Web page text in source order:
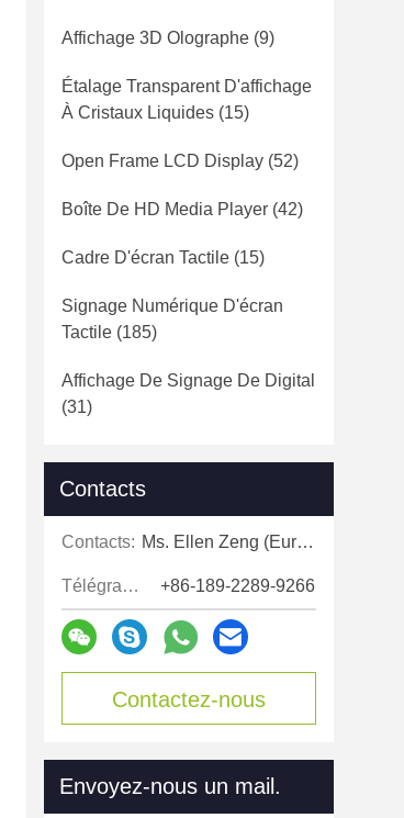
Affichage 3D Olographe (9)
Étalage Transparent D'affichage
À Cristaux Liquides (15)
Open Frame LCD Display (52)
Boîte De HD Media Player (42)
Cadre D'écran Tactile (15)
Signage Numérique D'écran
Tactile (185)
Affichage De Signage De Digital
(31)
Contacts
Contacts: Ms. Ellen Zeng (Europe, North and Shouth America)
Télégramme: +86-189-2289-9266
Contactez-nous
Envoyez-nous un mail.